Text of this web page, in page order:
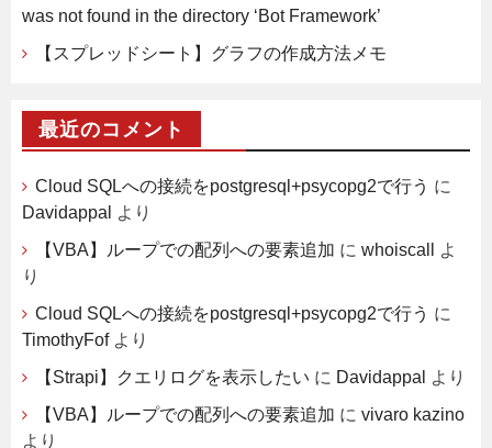
was not found in the directory ‘Bot Framework’
【スプレッドシート】グラフの作成方法メモ
最近のコメント
Cloud SQLへの接続をpostgresql+psycopg2で行う に
Davidappal
より
【VBA】ループでの配列への要素追加 に whoiscall
よ
り
Cloud SQLへの接続をpostgresql+psycopg2で行う に
TimothyFofより
【Strapi】クエリログを表示したい に Davidappal
より
【VBA】ループでの配列への要素追加 に vivaro kazino
より